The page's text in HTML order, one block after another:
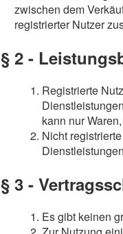
zwischen dem
registrierter Nutzer
§ 2 -
Registrierte
kann nur
Nicht
§ 3 -
Es gibt keinen